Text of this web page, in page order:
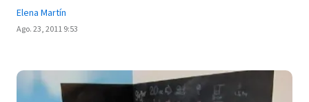
Elena Martín
Ago. 23, 2011 9:53